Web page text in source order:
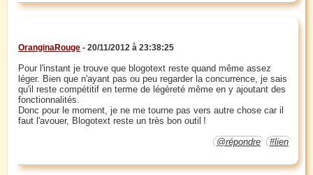
OranginaRouge - 20/11/2012 à 23:38:25
Pour l'instant je trouve que blogotext reste quand même assez
léger. Bien que n'ayant pas ou peu regarder la concurrence, je sais
qu'il reste compétitif en terme de légèreté même en y ajoutant des
fonctionnalités.
Donc pour le moment, je ne me tourne pas vers autre chose car il
faut l'avouer, Blogotext reste un très bon outil !
@répondre
#lien